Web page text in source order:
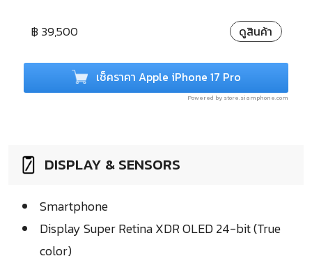
฿ 39,500 ดูสินค้า
เช็คราคา Apple iPhone 17 Pro
Powered by store.siamphone.com
DISPLAY & SENSORS
Smartphone
Display Super Retina XDR OLED 24-bit (True
color)